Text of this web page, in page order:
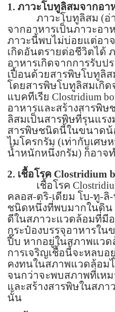
1. ภาวะโบทูลิสมจากอา
ภาวะโบทูลิสม (อ่
จากอาหารเป็นภาวะอ
ภาวะนี้พบไม่บ่อยแต่อา
เกิดอันตรายต่อชีวิตได้
อาหารเกิดจากการรับป
เปื้อนด้วยสารพิษโบทูลิส
โดยสารพิษโบทูลิสมเกิด
แบคทีเรีย Clostridium
อาหารและสร้างสารพิ
ลิสมเป็นสารพิษที่รุนแร
สารพิษชนิดนี้ในขนาดน้
ไมโครกรัม (เท่ากับเศษ
น้ำหนักหนึ่งกรัม) ก็อาจ
2. เชื้อโรค Clostridium
เชื้อโรค
คลอส-ตริ-เดียม โบ-ทู-ลิ
ชนิดหนึ่งที่พบมากในดิน
ดีในสภาวะแวดล้อมที่มี
กระป๋องบรรจุอาหารใ
ปี๊บ หากอยู่ในสภาพแวด
การเจริญเชื้อนี้จะหลบอ
คงทนในสภาพแวดล้อม
จนกว่าจะพบสภาพที่เหม
และสร้างสารพิษในสภา
นั้น